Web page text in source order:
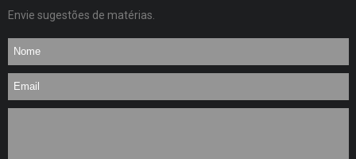
Envie sugestões de matérias.